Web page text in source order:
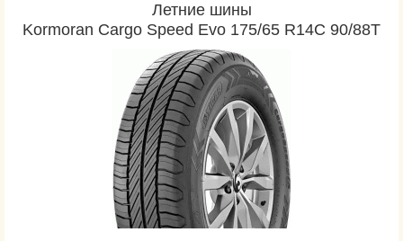
Летние шины
Kormoran Cargo Speed Evo 175/65 R14C 90/88T